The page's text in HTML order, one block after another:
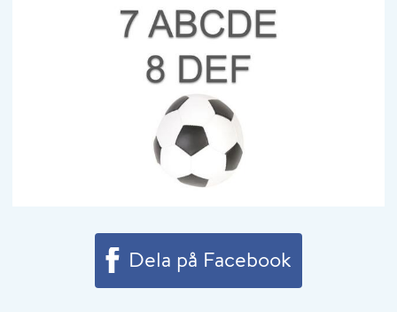
Dela på Facebook